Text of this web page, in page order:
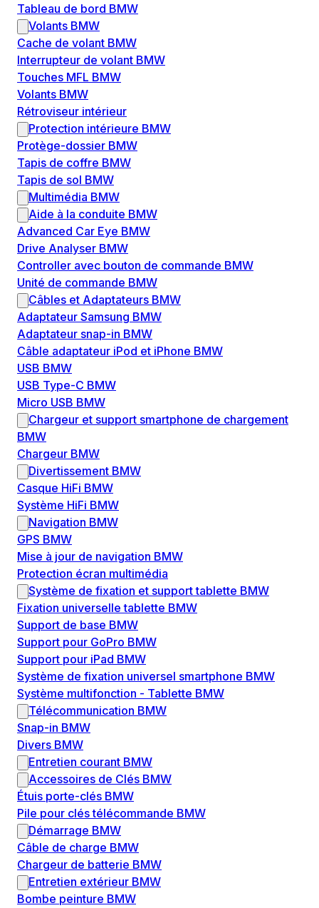
Tableau de bord BMW
Volants BMW
Cache de volant BMW
Interrupteur de volant BMW
Touches MFL BMW
Volants BMW
Rétroviseur intérieur
Protection intérieure BMW
Protège-dossier BMW
Tapis de coffre BMW
Tapis de sol BMW
Multimédia BMW
Aide à la conduite BMW
Advanced Car Eye BMW
Drive Analyser BMW
Controller avec bouton de commande BMW
Unité de commande BMW
Câbles et Adaptateurs BMW
Adaptateur Samsung BMW
Adaptateur snap-in BMW
Câble adaptateur iPod et iPhone BMW
USB BMW
USB Type-C BMW
Micro USB BMW
Chargeur et support smartphone de chargement
BMW
Chargeur BMW
Divertissement BMW
Casque HiFi BMW
Système HiFi BMW
Navigation BMW
GPS BMW
Mise à jour de navigation BMW
Protection écran multimédia
Système de fixation et support tablette BMW
Fixation universelle tablette BMW
Support de base BMW
Support pour GoPro BMW
Support pour iPad BMW
Système de fixation universel smartphone BMW
Système multifonction - Tablette BMW
Télécommunication BMW
Snap-in BMW
Divers BMW
Entretien courant BMW
Accessoires de Clés BMW
Étuis porte-clés BMW
Pile pour clés télécommande BMW
Démarrage BMW
Câble de charge BMW
Chargeur de batterie BMW
Entretien extérieur BMW
Bombe peinture BMW